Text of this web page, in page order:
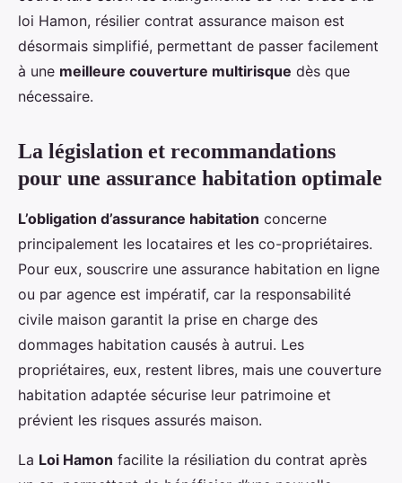
loi Hamon, résilier contrat assurance maison est
désormais simplifié, permettant de passer facilement
à une meilleure couverture multirisque dès que
nécessaire.
La législation et recommandations
pour une assurance habitation optimale
L’obligation d’assurance habitation concerne
principalement les locataires et les co-propriétaires.
Pour eux, souscrire une assurance habitation en ligne
ou par agence est impératif, car la responsabilité
civile maison garantit la prise en charge des
dommages habitation causés à autrui. Les
propriétaires, eux, restent libres, mais une couverture
habitation adaptée sécurise leur patrimoine et
prévient les risques assurés maison.
La Loi Hamon facilite la résiliation du contrat après